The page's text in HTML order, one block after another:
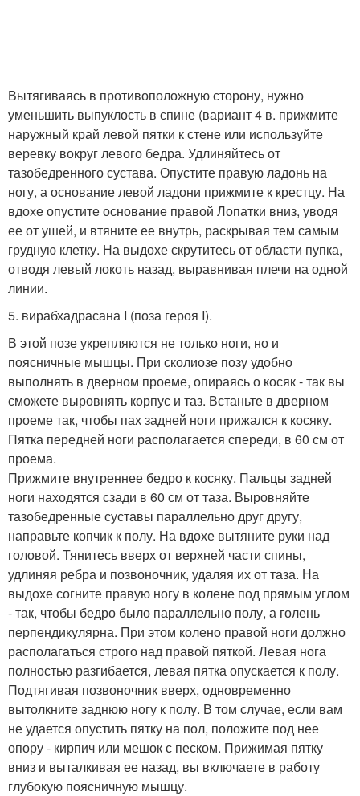
Вытягиваясь в противоположную сторону, нужно
уменьшить выпуклость в спине (вариант 4 в. прижмите
наружный край левой пятки к стене или используйте
веревку вокруг левого бедра. Удлиняйтесь от
тазобедренного сустава. Опустите правую ладонь на
ногу, а основание левой ладони прижмите к крестцу. На
вдохе опустите основание правой Лопатки вниз, уводя
ее от ушей, и втяните ее внутрь, раскрывая тем самым
грудную клетку. На выдохе скрутитесь от области пупка,
отводя левый локоть назад, выравнивая плечи на одной
линии.
5. вирабхадрасана I (поза героя I).
В этой позе укрепляются не только ноги, но и
поясничные мышцы. При сколиозе позу удобно
выполнять в дверном проеме, опираясь о косяк - так вы
сможете выровнять корпус и таз. Встаньте в дверном
проеме так, чтобы пах задней ноги прижался к косяку.
Пятка передней ноги располагается спереди, в 60 см от
проема.
Прижмите внутреннее бедро к косяку. Пальцы задней
ноги находятся сзади в 60 см от таза. Выровняйте
тазобедренные суставы параллельно друг другу,
направьте копчик к полу. На вдохе вытяните руки над
головой. Тянитесь вверх от верхней части спины,
удлиняя ребра и позвоночник, удаляя их от таза. На
выдохе согните правую ногу в колене под прямым углом
- так, чтобы бедро было параллельно полу, а голень
перпендикулярна. При этом колено правой ноги должно
располагаться строго над правой пяткой. Левая нога
полностью разгибается, левая пятка опускается к полу.
Подтягивая позвоночник вверх, одновременно
вытолкните заднюю ногу к полу. В том случае, если вам
не удается опустить пятку на пол, положите под нее
опору - кирпич или мешок с песком. Прижимая пятку
вниз и выталкивая ее назад, вы включаете в работу
глубокую поясничную мышцу.